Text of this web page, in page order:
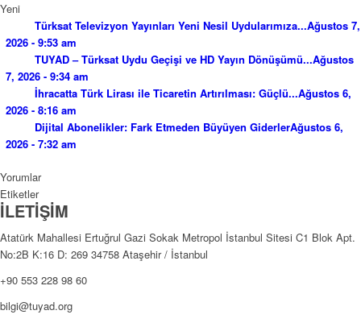
Yeni
Türksat Televizyon Yayınları Yeni Nesil Uydularımıza...Ağustos 7,
2026 - 9:53 am
TUYAD – Türksat Uydu Geçişi ve HD Yayın Dönüşümü...Ağustos
7, 2026 - 9:34 am
İhracatta Türk Lirası ile Ticaretin Artırılması: Güçlü...Ağustos 6,
2026 - 8:16 am
Dijital Abonelikler: Fark Etmeden Büyüyen GiderlerAğustos 6,
2026 - 7:32 am
Yorumlar
Etiketler
İLETİŞİM
Atatürk Mahallesi Ertuğrul Gazi Sokak Metropol İstanbul Sitesi C1 Blok Apt.
No:2B K:16 D: 269 34758 Ataşehir / İstanbul
+90 553 228 98 60
bilgi@tuyad.org